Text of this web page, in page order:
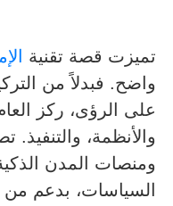
تميزت قصة تقنية
واضح. فبدلاً من
على الرؤى، ركز
والأنظمة، والتنفيذ.
ومنصات المدن
السياسات، بدعم